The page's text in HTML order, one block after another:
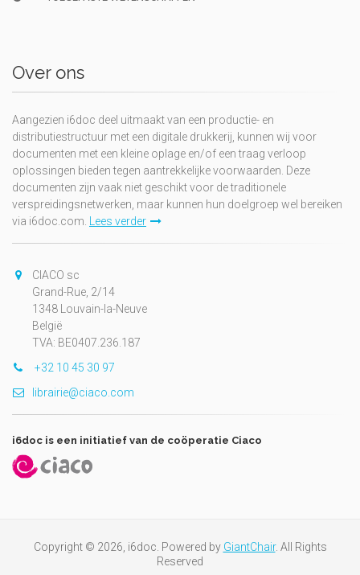
Over ons
Aangezien i6doc deel uitmaakt van een productie- en
distributiestructuur met een digitale drukkerij, kunnen wij voor
documenten met een kleine oplage en/of een traag verloop
oplossingen bieden tegen aantrekkelijke voorwaarden. Deze
documenten zijn vaak niet geschikt voor de traditionele
verspreidingsnetwerken, maar kunnen hun doelgroep wel bereiken
via i6doc.com. Lees verder
CIACO sc
Grand-Rue, 2/14
1348 Louvain-la-Neuve
België
TVA: BE0407.236.187
+32 10 45 30 97
librairie@ciaco.com
i6doc is een initiatief van de coöperatie Ciaco
Copyright © 2026, i6doc. Powered by GiantChair. All Rights
Reserved